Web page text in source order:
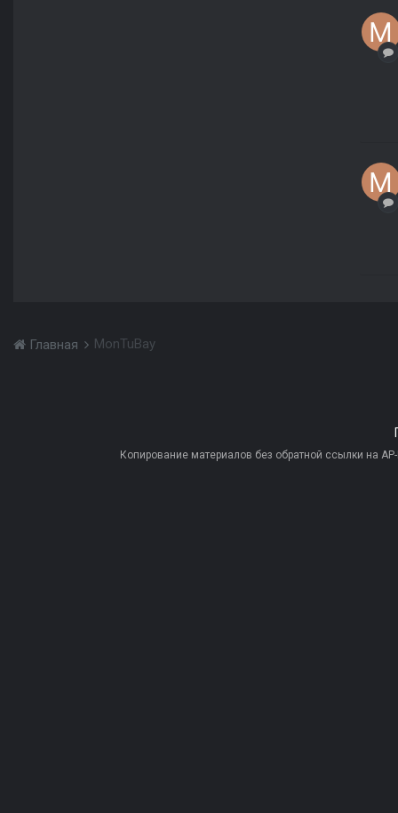
Главная MonTuBay
Копирование материалов без обратной ссылки на